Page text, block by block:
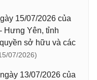
15/07/2026 của
Hưng Yên, tỉnh
sở hữu và các
07/2026)
13/07/2026 của